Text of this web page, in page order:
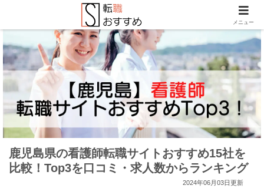
鹿児島県の看護師転職サイトおすすめ15社を
比較！Top3を口コミ・求人数からランキング
2024年06月03日更新
メニュー